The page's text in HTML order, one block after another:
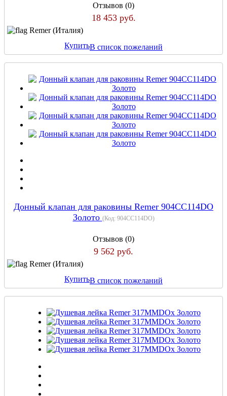
Отзывов (0)
18 453 руб.
Remer (Италия)
КупитьВ список пожеланий
Донный клапан для раковины Remer 904CC114DO
Золото (Код: 904CC114DO)
Отзывов (0)
9 562 руб.
Remer (Италия)
КупитьВ список пожеланий